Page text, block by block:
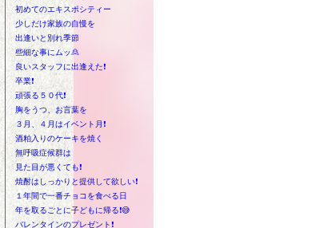
初めてのエキスポシティー
少しだけ家族の自慢を
出逢いと別れ季節
些細な事にムッ🙎
良いスタッフに出逢えた❗
卒業❗
頑張る５０代❗
胸をうつ、お言葉を
３月、４月はイベント月❗
酒粕入りのケーキを焼く
無呼吸症候群は
見た目が悪くても❗
焼酎はしっかりと提供して欲しい❗
１年間で一番チョコを食べる日
年を取るごとに子どもに帰る❗😅
バレンタインのプレゼント❗